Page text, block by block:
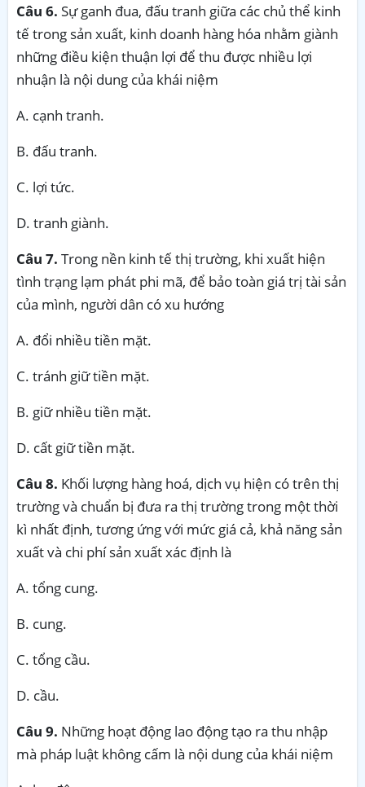
Câu 6. Sự ganh đua, đấu tranh giữa các chủ thể kinh
tế trong sản xuất, kinh doanh hàng hóa nhằm giành
những điều kiện thuận lợi để thu được nhiều lợi
nhuận là nội dung của khái niệm
A. cạnh tranh.
B. đấu tranh.
C. lợi tức.
D. tranh giành.
Câu 7. Trong nền kinh tế thị trường, khi xuất hiện
tình trạng lạm phát phi mã, để bảo toàn giá trị tài sản
của mình, người dân có xu hướng
A. đổi nhiều tiền mặt.
C. tránh giữ tiền mặt.
B. giữ nhiều tiền mặt.
D. cất giữ tiền mặt.
Câu 8. Khối lượng hàng hoá, dịch vụ hiện có trên thị
trường và chuẩn bị đưa ra thị trường trong một thời
kì nhất định, tương ứng với mức giá cả, khả năng sản
xuất và chi phí sản xuất xác định là
A. tổng cung.
B. cung.
C. tổng cầu.
D. cầu.
Câu 9. Những hoạt động lao động tạo ra thu nhập
mà pháp luật không cấm là nội dung của khái niệm